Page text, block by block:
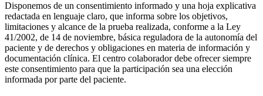
Disponemos de un consentimiento informado y una hoja explicativa
redactada en lenguaje claro, que informa sobre los objetivos,
limitaciones y alcance de la prueba realizada, conforme a la Ley
41/2002, de 14 de noviembre, básica reguladora de la autonomía del
paciente y de derechos y obligaciones en materia de información y
documentación clínica. El centro colaborador debe ofrecer siempre
este consentimiento para que la participación sea una elección
informada por parte del paciente.